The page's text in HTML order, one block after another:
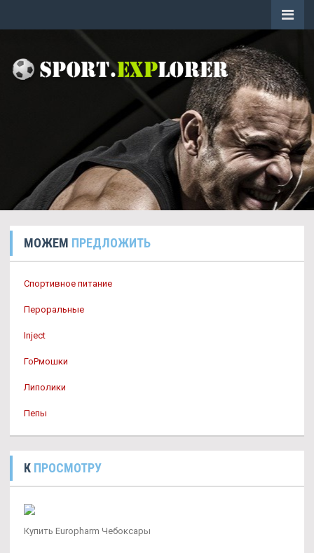
МОЖЕМ ПРЕДЛОЖИТЬ
Спортивное питание
Пероральные
Inject
ГоРмошки
Липолики
Пепы
К ПРОСМОТРУ
Купить Europharm Чебоксары